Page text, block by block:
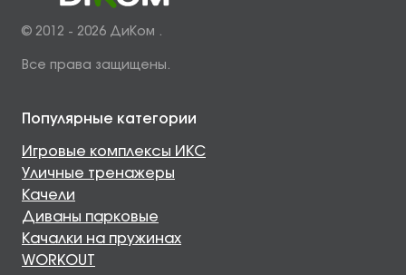
© 2012 - 2026 ДиКом .
Все права защищены.
Популярные категории
Игровые комплексы ИКС
Уличные тренажеры
Качели
Диваны парковые
Качалки на пружинах
WORKOUT